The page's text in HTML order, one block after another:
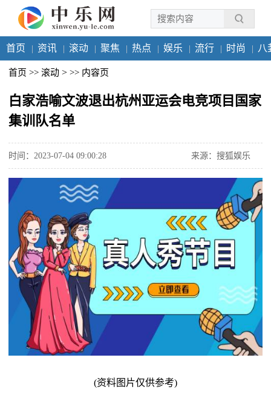
首页 资讯 滚动 聚焦 热点 娱乐 流行 时尚 八
首页 >> 滚动 > >> 内容页
白家浩喻文波退出杭州亚运会电竞项目国家
集训队名单
时间：2023-07-04 09:00:28 来源：搜狐娱乐
(资料图片仅供参考)